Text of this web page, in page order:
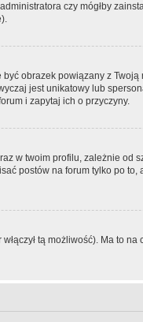
czy mógłby
obrazek powiązany z
jest unikatowy lub
i zapytaj ich o przyczyny.
w twoim profilu, zależnie od
postów na forum tylko po
tą możliwość). Ma to